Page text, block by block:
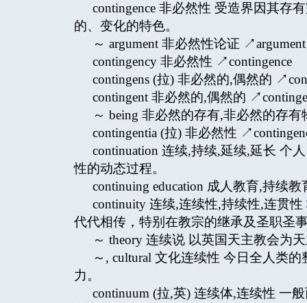
contingence 非必然性 受造界因其存
的、变化的特色。
～ argument 非必然性论证
contingency 非必然性 ↗contingence
contingens (拉) 非必然的,偶然的
contingent 非必然的,偶然的
～ being 非必然的存有,非必然的存
contingentia (拉) 非必然性
continuation 连续,持续,延续,延长 个
性的动态过程。
continuing education 成人教育,持续
continuity 连续,连续性,持续性,连贯
代代相传，特别在教宗的继承及圣职圣
～ theory 连续说 以英国天主教会为
～, cultural 文化连续性 今日全人类
力。
continuum (拉,英) 连续体,连续性 一